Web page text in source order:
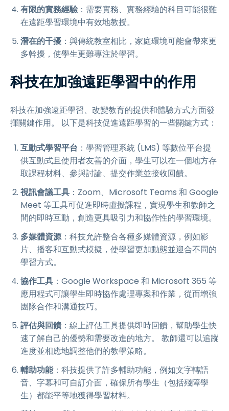
有限的實務經驗 ：需要實務、實務經驗的科目可能很難
在遠距學習環境中有效地教授。
潛在的干擾 ：與傳統教室相比，家庭環境可能會帶來更
多幹擾，使學生更難專注於學習。
科技在加強遠距學習中的作用
科技在加強遠距學習、改變教育的提供和體驗方式方面發
揮關鍵作用。 以下是科技促進遠距學習的一些關鍵方式：
互動式學習平台 ：學習管理系統 (LMS) 等數位平台提
供互動式且使用者友善的介面，學生可以在一個地方存
取課程材料、參與討論、提交作業並接收回饋。
視訊會議工具 ：Zoom、Microsoft Teams 和 Google
Meet 等工具可促進即時虛擬課程，實現學生和教師之
間的即時互動，創造更具吸引力和協作性的學習環境。
多媒體資源：科技允許整合各種多媒體資源，例如影
片、播客和互動式模擬，使學習更加動態並迎合不同的
學習方式。
協作工具 ：Google Workspace 和 Microsoft 365 等
應用程式可讓學生即時協作處理專案和作業，從而增強
團隊合作和溝通技巧。
評估與回饋 ：線上評估工具提供即時回饋，幫助學生快
速了解自己的優勢和需要改進的地方。 教師還可以追蹤
進度並相應地調整他們的教學策略。
輔助功能：科技提供了許多輔助功能，例如文字轉語
音、字幕和可自訂介面，確保所有學生（包括殘障學
生）都能平等地獲得學習材料。